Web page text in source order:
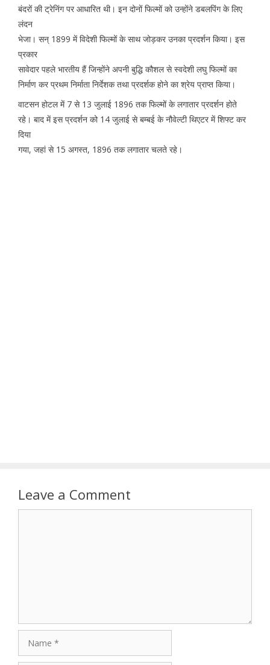
बंदरों की ट्रेनिंग पर आधारित थी। इन दोनों फिल्मों को उन्होंने डबलपिंग के लिए
लंदन
भेजा। सन् 1899 में विदेशी फिल्मों के साथ जोड़कर उनका प्रदर्शन किया। इस
प्रकार
सावेदार पहले भारतीय हैं जिन्होंने अपनी बुद्धि कौशल से स्वदेशी लघु फिल्मों का
निर्माण कर प्रथम निर्माता निर्देशक तथा प्रदर्शक होने का श्रेय प्राप्त किया।
वाटसन होटल में 7 से 13 जुलाई 1896 तक फिल्मों के लगातार प्रदर्शन होते
रहे। बाद में इस प्रदर्शन को 14 जुलाई से बम्बई के नौवेल्टी थिएटर में शिफ्ट कर
दिया
गया, जहां से 15 अगस्त, 1896 तक लगातार चलते रहे।
Leave a Comment